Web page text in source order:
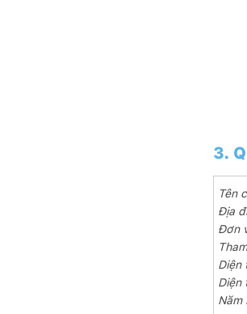
3.
Tên
Địa
Đơn
Diện
Diện
Năm